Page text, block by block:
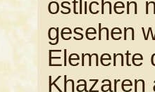
östlichen
gesehen
Elemente
Khazaren